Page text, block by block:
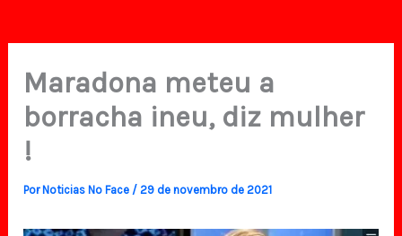
Maradona meteu a
borracha ineu, diz mulher
!
PorNoticias No Face /29 de novembro de 2021